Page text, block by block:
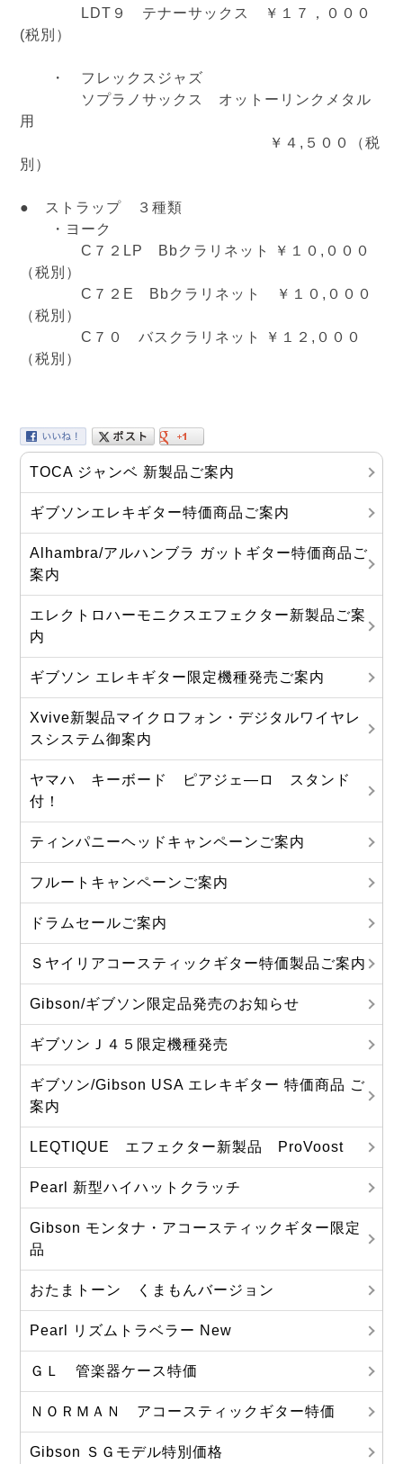
LDT９ テナーサックス ￥１７，０００
(税別）
・ フレックスジャズ
ソプラノサックス オットーリンクメタル
用
￥４,５００（税
別）
● ストラップ ３種類
・ヨーク
C７２LP Bbクラリネット ￥１０,０００
（税別）
C７２E Bbクラリネット ￥１０,０００
（税別）
C７０ バスクラリネット ￥１２,０００
（税別）
TOCA ジャンベ 新製品ご案内
ギブソンエレキギター特価商品ご案内
Alhambra/アルハンブラ ガットギター特価商品ご
案内
エレクトロハーモニクスエフェクター新製品ご案
内
ギブソン エレキギター限定機種発売ご案内
Xvive新製品マイクロフォン・デジタルワイヤレ
スシステム御案内
ヤマハ キーボード ピアジェ―ロ スタンド
付！
ティンパニーヘッドキャンペーンご案内
フルートキャンペーンご案内
ドラムセールご案内
Ｓヤイリアコースティックギター特価製品ご案内
Gibson/ギブソン限定品発売のお知らせ
ギブソンＪ４５限定機種発売
ギブソン/Gibson USA エレキギター 特価商品 ご
案内
LEQTIQUE エフェクター新製品 ProVoost
Pearl 新型ハイハットクラッチ
Gibson モンタナ・アコースティックギター限定
品
おたまトーン くまもんバージョン
Pearl リズムトラベラー New
ＧＬ 管楽器ケース特価
ＮＯＲＭＡＮ アコースティックギター特価
Gibson ＳＧモデル特別価格